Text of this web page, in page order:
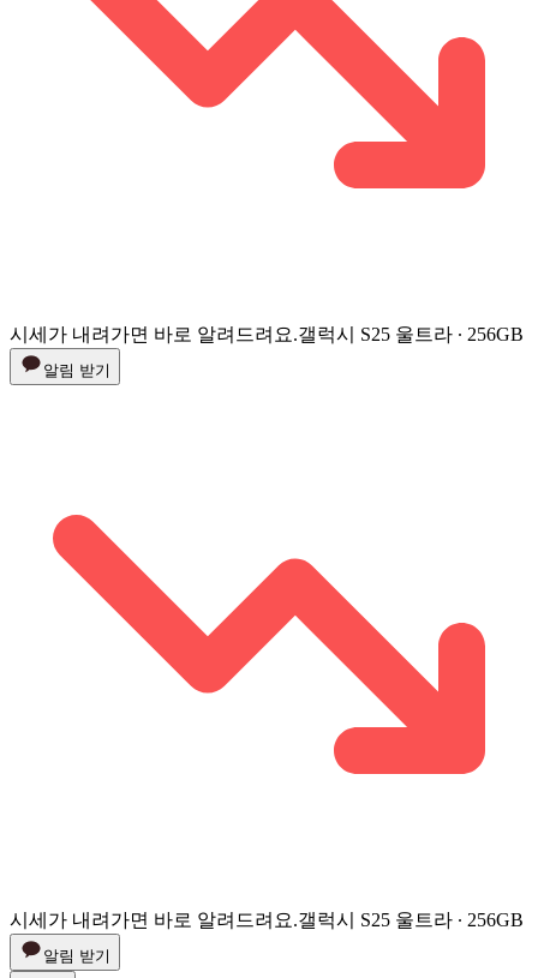
시세가 내려가면 바로 알려드려요.갤럭시 S25 울트라 ∙ 256GB
알림 받기
시세가 내려가면 바로 알려드려요.갤럭시 S25 울트라 ∙ 256GB
알림 받기